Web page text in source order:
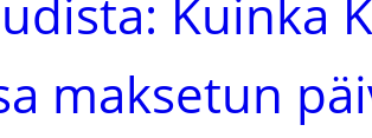
Kuinka
maksetun